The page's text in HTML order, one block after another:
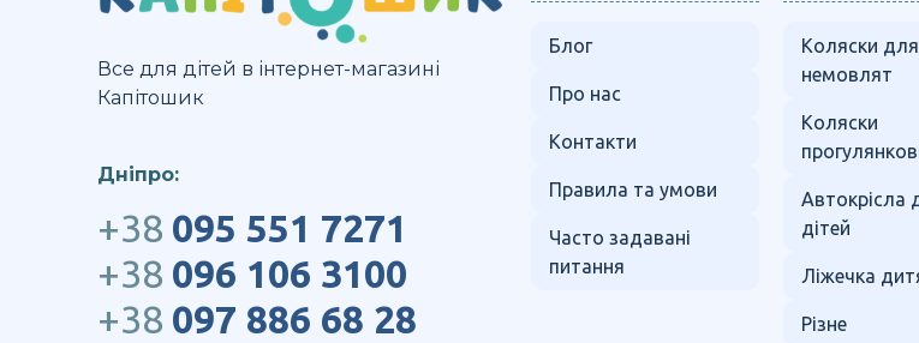
Все для дітей в інтернет-магазині
Капітошик
Дніпро:
+38 095 551 7271
+38 096 106 3100
+38 097 886 68 28
Блог
Про нас
Контакти
Правила та умови
Часто задавані
питання
Коляски для
немовлят
Коляски
Автокрісла
дітей
Ліжечка
Різне